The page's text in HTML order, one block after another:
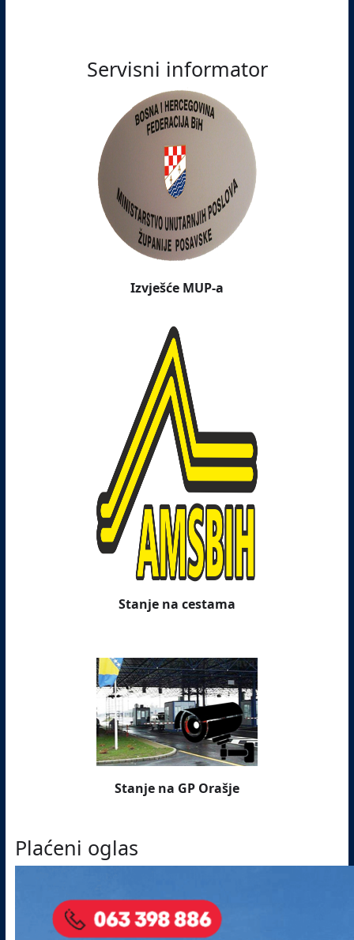
Servisni informator
Izvješće MUP-a
Stanje na cestama
Stanje na GP Orašje
Plaćeni oglas